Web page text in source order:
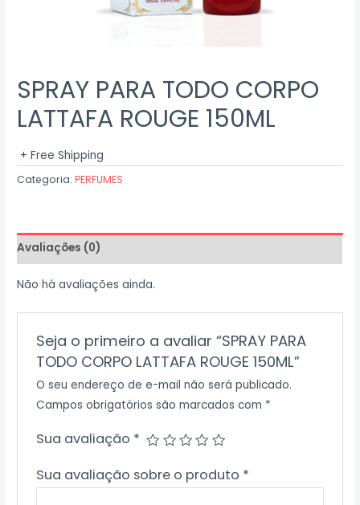
SPRAY PARA TODO CORPO
LATTAFA ROUGE 150ML
+ Free Shipping
Categoria:PERFUMES
Avaliações (0)
Não há avaliações ainda.
Seja o primeiro a avaliar “SPRAY PARA
TODO CORPO LATTAFA ROUGE 150ML”
O seu endereço de e-mail não será publicado.
Campos obrigatórios são marcados com *
Sua avaliação *
Sua avaliação sobre o produto *